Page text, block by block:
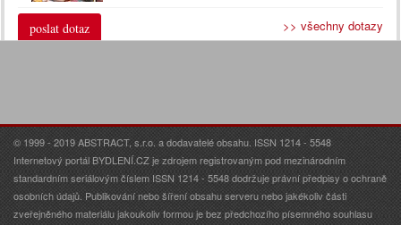
poslat dotaz >> všechny dotazy
© 1999 - 2019 ABSTRACT, s.r.o. a dodavatelé obsahu. ISSN 1214 - 5548
Internetový portál BYDLENÍ.CZ je zdrojem registrovaným pod mezinárodním
standardním seriálovým číslem ISSN 1214 - 5548 dodržuje právní předpisy o ochraně
osobních údajů. Publikování nebo šíření obsahu serveru nebo jakékoliv části
zveřejněného materiálu jakoukoliv formou je bez předchozího písemného souhlasu